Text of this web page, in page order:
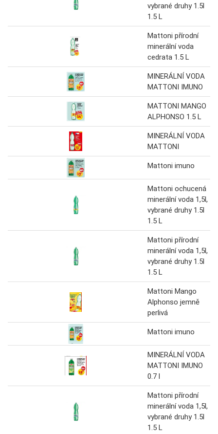
vybrané druhy 1.5l
1.5 L
Mattoni přírodní
minerální voda
cedrata 1.5 L
MINERÁLNÍ VODA
MATTONI IMUNO
MATTONI MANGO
ALPHONSO 1.5 L
MINERÁLNÍ VODA
MATTONI
Mattoni imuno
Mattoni ochucená
minerální voda 1,5l,
vybrané druhy 1.5l
1.5 L
Mattoni přírodní
minerální voda 1,5l,
vybrané druhy 1.5l
1.5 L
Mattoni Mango
Alphonso jemně
perlivá
Mattoni imuno
MINERÁLNÍ VODA
MATTONI IMUNO
0.7 l
Mattoni přírodní
minerální voda 1,5l,
vybrané druhy 1.5l
1.5 L